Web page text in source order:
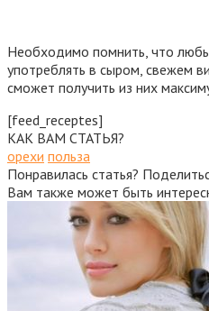
Необходимо помнить, что
употреблять в сыром, свежем
сможет получить из них
[feed_receptes]
КАК ВАМ СТАТЬЯ?
орехи польза
Понравилась статья?
Вам также может быть